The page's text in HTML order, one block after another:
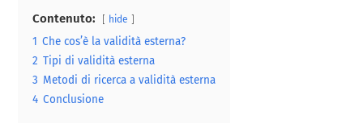
Contenuto: hide
1 Che cos’è la validità esterna?
2 Tipi di validità esterna
3 Metodi di ricerca a validità esterna
4 Conclusione